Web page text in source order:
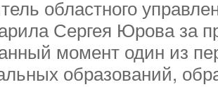
областного
Сергея Юрова за
момент один из
образований,